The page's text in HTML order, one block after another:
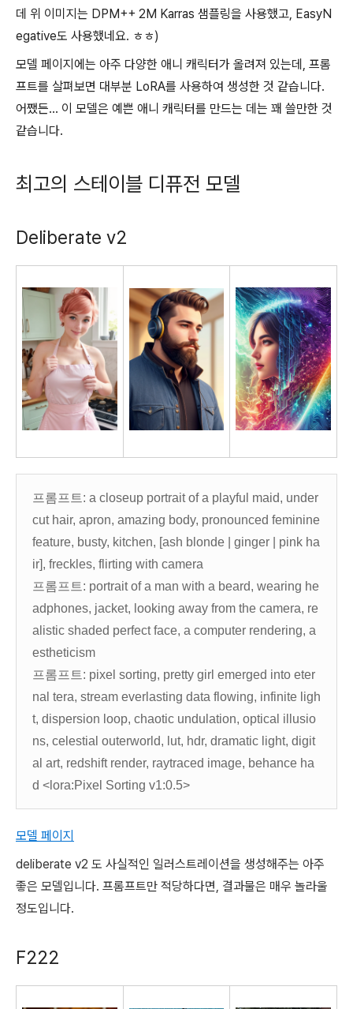
데 위 이미지는 DPM++ 2M Karras 샘플링을 사용했고, EasyN
egative도 사용했네요. ㅎㅎ)
모델 페이지에는 아주 다양한 애니 캐릭터가 올려져 있는데, 프롬
프트를 살펴보면 대부분 LoRA를 사용하여 생성한 것 같습니다.
어쨌든... 이 모델은 예쁜 애니 캐릭터를 만드는 데는 꽤 쓸만한 것
같습니다.
최고의 스테이블 디퓨전 모델
Deliberate v2
프롬프트: a closeup portrait of a playful maid, under
cut hair, apron, amazing body, pronounced feminine
feature, busty, kitchen, [ash blonde | ginger | pink ha
ir], freckles, flirting with camera
프롬프트: portrait of a man with a beard, wearing he
adphones, jacket, looking away from the camera, re
alistic shaded perfect face, a computer rendering, a
estheticism
프롬프트: pixel sorting, pretty girl emerged into eter
nal tera, stream everlasting data flowing, infinite ligh
t, dispersion loop, chaotic undulation, optical illusio
ns, celestial outerworld, lut, hdr, dramatic light, digit
al art, redshift render, raytraced image, behance ha
d <lora:Pixel Sorting v1:0.5>
모델 페이지
deliberate v2 도 사실적인 일러스트레이션을 생성해주는 아주
좋은 모델입니다. 프롬프트만 적당하다면, 결과물은 매우 놀라울
정도입니다.
F222